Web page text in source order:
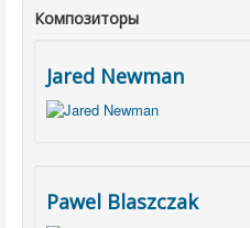
Композиторы
Jared Newman
Pawel Blaszczak